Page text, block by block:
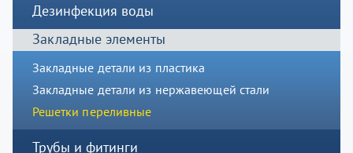
Дезинфекция воды
Закладные элементы
Закладные детали из пластика
Закладные детали из нержавеющей стали
Решетки переливные
Трубы и фитинги